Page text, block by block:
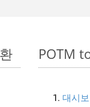
POTM
대시